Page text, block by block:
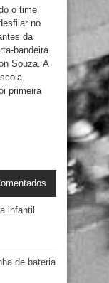
o time
no
da
bandeira
Souza. A
primeira
infantil
de bateria